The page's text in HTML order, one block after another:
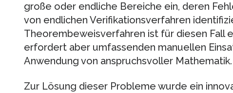
große oder endliche Bereiche ein, deren
von endlichen Verifikationsverfahren
Theorembeweisverfahren ist für diesen Fall
erfordert aber umfassenden manuellen
Anwendung von anspruchsvoller Mathematik.
Zur Lösung dieser Probleme wurde ein